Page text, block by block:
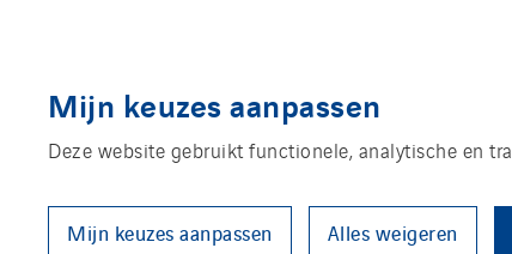
Mijn keuzes aanpassen
Deze website gebruikt functionele, analytische en
Mijn keuzes aanpassen Alles weigeren